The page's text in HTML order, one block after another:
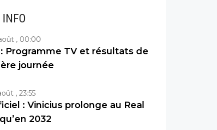
, 00:00
: Programme TV et résultats de
journée
, 23:55
: Vinicius prolonge au Real
2032